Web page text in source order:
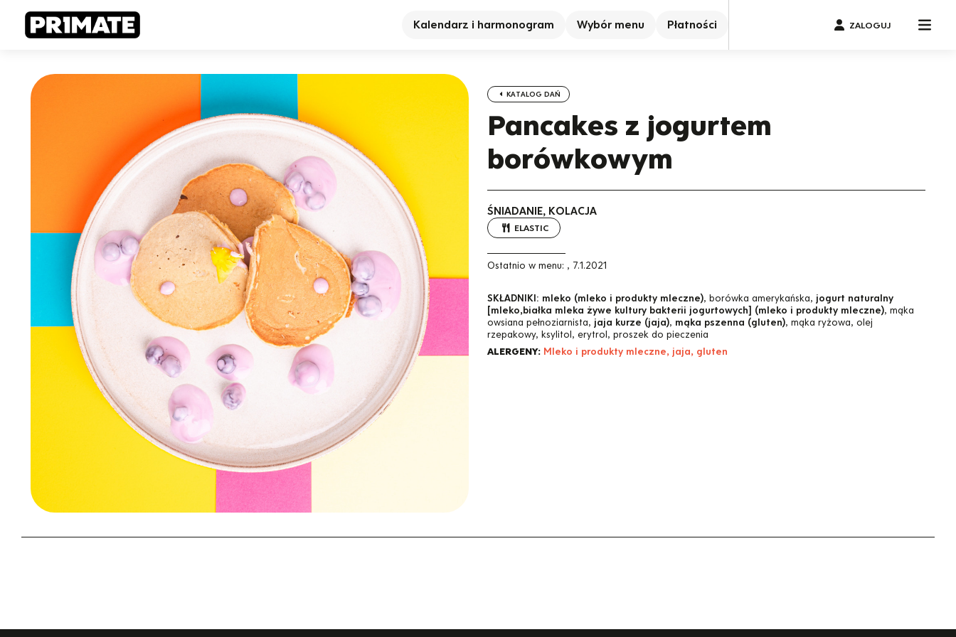
Kalendarz i harmonogram Wybór menu Płatności ZALOGUJ
KATALOG DAŃ
Pancakes z jogurtem
borówkowym
ŚNIADANIE, KOLACJA
ELASTIC
Ostatnio w menu: , 7.1.2021
SKŁADNIKI: mleko (mleko i produkty mleczne), borówka amerykańska, jogurt naturalny
[mleko,białka mleka żywe kultury bakterii jogurtowych] (mleko i produkty mleczne), mąka
owsiana pełnoziarnista, jaja kurze (jaja), mąka pszenna (gluten), mąka ryżowa, olej
rzepakowy, ksylitol, erytrol, proszek do pieczenia
ALERGENY: Mleko i produkty mleczne, jaja, gluten